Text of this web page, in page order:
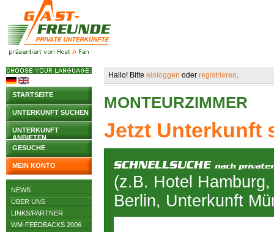
STARTSEITE
UNTERKUNFT SUCHEN
UNTERKUNFT
ANBIETEN
GESUCHE
MEIN KONTO
NEWS
ÜBER UNS
LINKS/PARTNER
WM-FEEDBACKS 2006
Hallo! Bitte einloggen oder registrieren.
MONTEURZIMMER
Jetzt Unterkunft
(z.B. Hotel
Berlin, Unterkunft